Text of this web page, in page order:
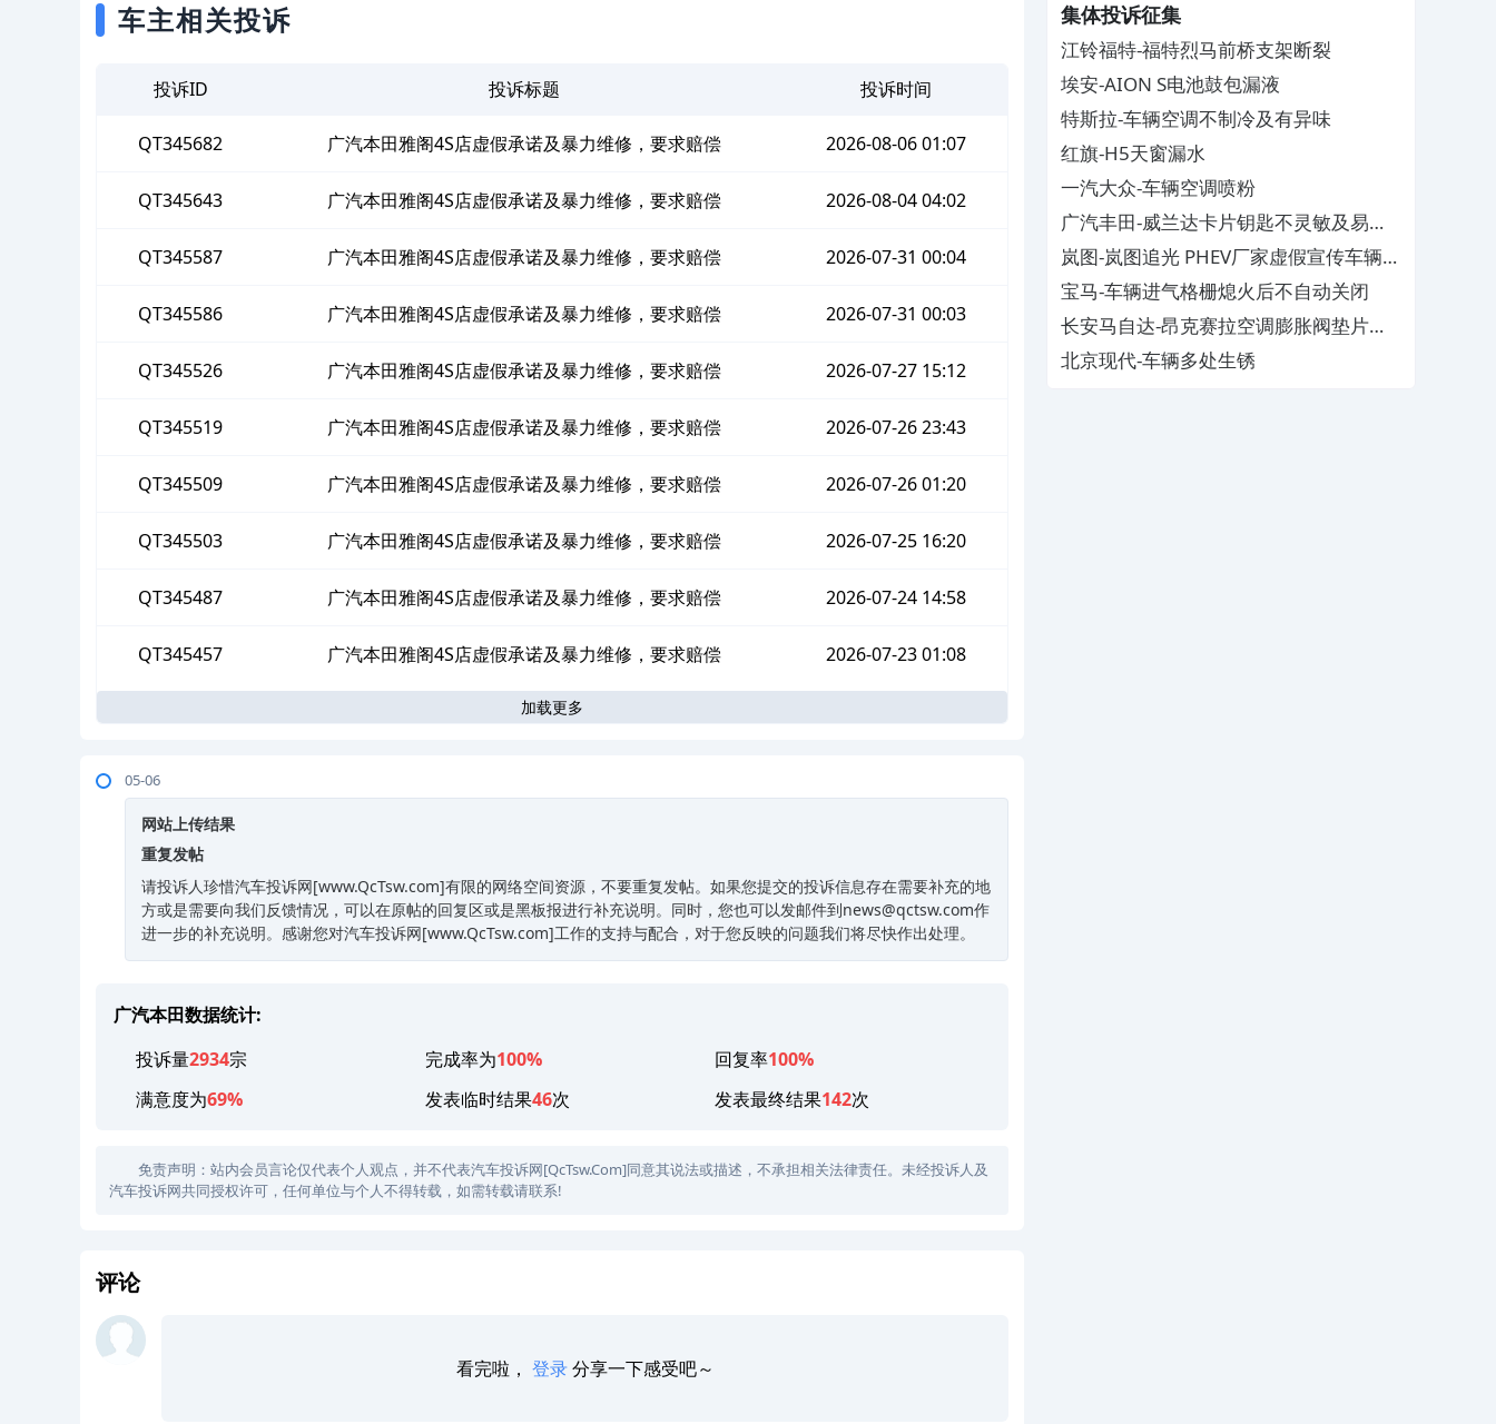
车主相关投诉
投诉ID 投诉标题 投诉时间
QT345682 广汽本田雅阁4S店虚假承诺及暴力维修，要求赔偿 2026-08-06 01:07
QT345643 广汽本田雅阁4S店虚假承诺及暴力维修，要求赔偿 2026-08-04 04:02
QT345587 广汽本田雅阁4S店虚假承诺及暴力维修，要求赔偿 2026-07-31 00:04
QT345586 广汽本田雅阁4S店虚假承诺及暴力维修，要求赔偿 2026-07-31 00:03
QT345526 广汽本田雅阁4S店虚假承诺及暴力维修，要求赔偿 2026-07-27 15:12
QT345519 广汽本田雅阁4S店虚假承诺及暴力维修，要求赔偿 2026-07-26 23:43
QT345509 广汽本田雅阁4S店虚假承诺及暴力维修，要求赔偿 2026-07-26 01:20
QT345503 广汽本田雅阁4S店虚假承诺及暴力维修，要求赔偿 2026-07-25 16:20
QT345487 广汽本田雅阁4S店虚假承诺及暴力维修，要求赔偿 2026-07-24 14:58
QT345457 广汽本田雅阁4S店虚假承诺及暴力维修，要求赔偿 2026-07-23 01:08
加载更多
05-06
网站上传结果
重复发帖
请投诉人珍惜汽车投诉网[www.QcTsw.com]有限的网络空间资源，不要重复发帖。如果您提交的投诉信息存在需要补充的地
方或是需要向我们反馈情况，可以在原帖的回复区或是黑板报进行补充说明。同时，您也可以发邮件到news@qctsw.com作
进一步的补充说明。感谢您对汽车投诉网[www.QcTsw.com]工作的支持与配合，对于您反映的问题我们将尽快作出处理。
广汽本田数据统计:
投诉量2934宗 完成率为100% 回复率100%
满意度为69% 发表临时结果46次 发表最终结果142次
免责声明：站内会员言论仅代表个人观点，并不代表汽车投诉网[QcTsw.Com]同意其说法或描述，不承担相关法律责任。未经投诉人及
汽车投诉网共同授权许可，任何单位与个人不得转载，如需转载请联系!
评论
看完啦， 登录分享一下感受吧～
集体投诉征集
江铃福特-福特烈马前桥支架断裂
埃安-AION S电池鼓包漏液
特斯拉-车辆空调不制冷及有异味
红旗-H5天窗漏水
一汽大众-车辆空调喷粉
广汽丰田-威兰达卡片钥匙不灵敏及易消
磁
岚图-岚图追光 PHEV厂家虚假宣传车辆配
置与功能
宝马-车辆进气格栅熄火后不自动关闭
长安马自达-昂克赛拉空调膨胀阀垫片生
锈
北京现代-车辆多处生锈